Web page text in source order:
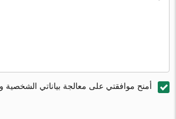
أمنح موافقتي على معالجة بياناتي